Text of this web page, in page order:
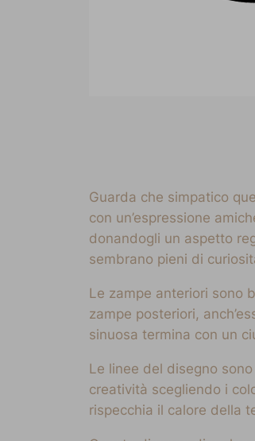
Guarda che simpatico
con un’espressione
donandogli un aspetto
sembrano pieni di
Le zampe anteriori sono
zampe posteriori,
sinuosa termina con un
Le linee del disegno
creatività scegliendo i
rispecchia il calore della